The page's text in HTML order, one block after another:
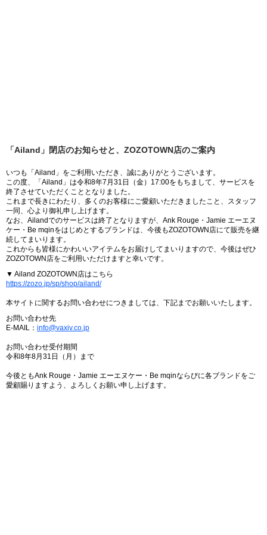
「Ailand」閉店のお知らせと、ZOZOTOWN店のご案内
いつも「Ailand」をご利用いただき、誠にありがとうございます。
この度、「Ailand」は令和8年7月31日（金）17:00をもちまして、サービスを
終了させていただくこととなりました。
これまで長きにわたり、多くのお客様にご愛顧いただきましたこと、スタッフ
一同、心より御礼申し上げます。
なお、Ailandでのサービスは終了となりますが、Ank Rouge・Jamie エーエヌ
ケー・Be mqinをはじめとするブランドは、今後もZOZOTOWN店にて販売を継
続してまいります。
これからも皆様にかわいいアイテムをお届けしてまいりますので、今後はぜひ
ZOZOTOWN店をご利用いただけますと幸いです。
▼ Ailand ZOZOTOWN店はこちら
https://zozo.jp/sp/shop/ailand/
本サイトに関するお問い合わせにつきましては、下記までお願いいたします。
お問い合わせ先
E-MAIL： info@vaxiv.co.jp
お問い合わせ受付期間
令和8年8月31日（月）まで
今後ともAnk Rouge・Jamie エーエヌケー・Be mqinならびに各ブランドをご
愛顧賜りますよう、よろしくお願い申し上げます。